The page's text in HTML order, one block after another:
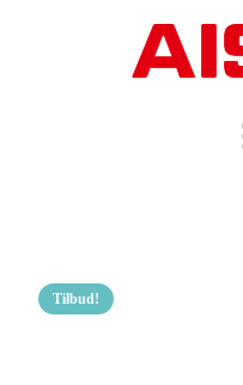
Tilbud!